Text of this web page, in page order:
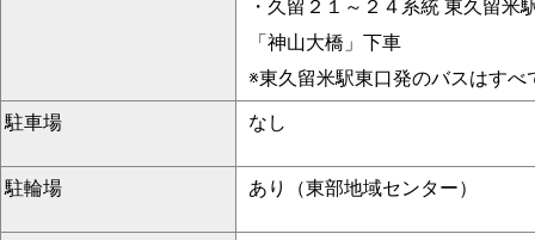
・久留２１～２４系統 東久留米
「神山大橋」下車
※東久留米駅東口発のバスはすべ
駐車場 なし
駐輪場 あり（東部地域センター）